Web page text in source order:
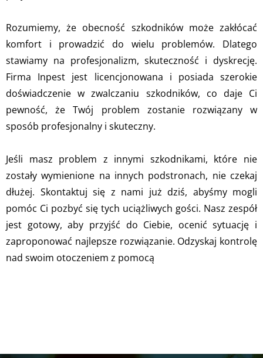
Rozumiemy, że obecność szkodników może zakłócać
komfort i prowadzić do wielu problemów. Dlatego
stawiamy na profesjonalizm, skuteczność i dyskrecję.
Firma Inpest jest licencjonowana i posiada szerokie
doświadczenie w zwalczaniu szkodników, co daje Ci
pewność, że Twój problem zostanie rozwiązany w
sposób profesjonalny i skuteczny.
Jeśli masz problem z innymi szkodnikami, które nie
zostały wymienione na innych podstronach, nie czekaj
dłużej. Skontaktuj się z nami już dziś, abyśmy mogli
pomóc Ci pozbyć się tych uciążliwych gości. Nasz zespół
jest gotowy, aby przyjść do Ciebie, ocenić sytuację i
zaproponować najlepsze rozwiązanie. Odzyskaj kontrolę
nad swoim otoczeniem z pomocą